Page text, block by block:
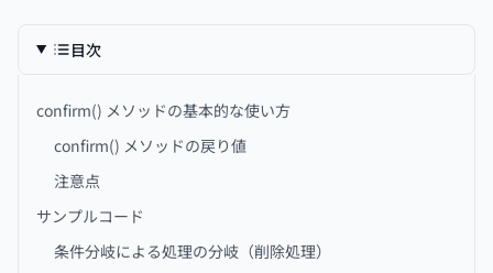
目次
confirm() メソッドの基本的な使い方
confirm() メソッドの戻り値
注意点
サンプルコード
条件分岐による処理の分岐（削除処理）